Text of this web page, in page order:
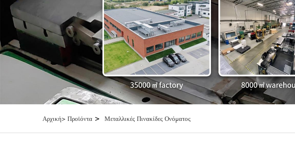
Αρχική> Προϊόντα > Μεταλλικές Πινακίδες Ονόματος